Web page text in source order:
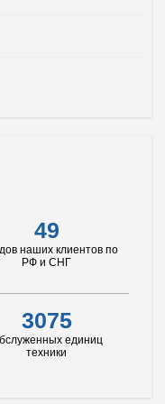
49
наших клиентов по
РФ и СНГ
3075
единиц
техники